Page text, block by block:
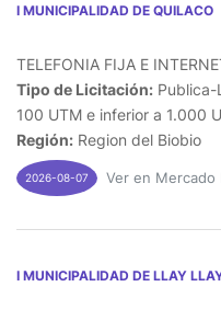
I MUNICIPALIDAD DE QUILACO
TELEFONIA FIJA E
Tipo de Licitación: Publica-
100 UTM e inferior a 1.000
Región: Region del Biobio
2026-08-07 Ver en Mercado
I MUNICIPALIDAD DE LLAY